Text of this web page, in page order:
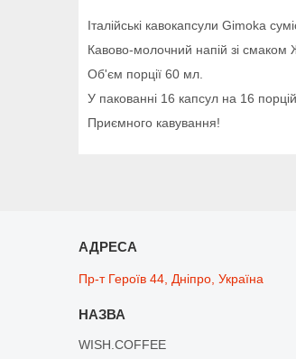
Італійські кавокапсули Gimoka
Кавово-молочний напій зі
Об'єм порції 60 мл.
У пакованні 16 капсул на 16
Приємного кавування!
Пр-т Героїв 44, Дніпро, Україна
WISH.COFFEE